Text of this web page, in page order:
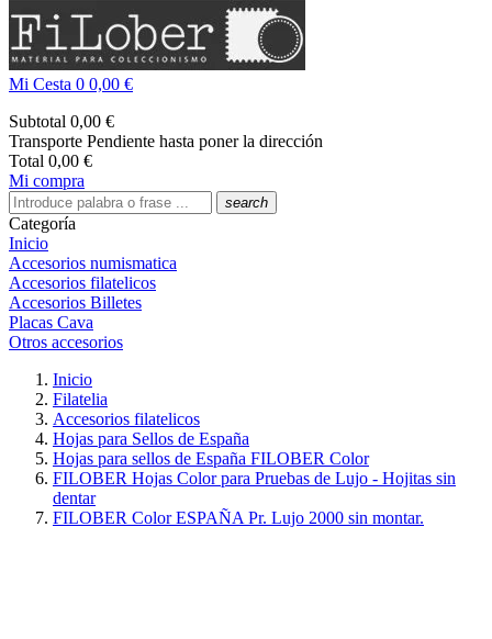
Mi Cesta 0 0,00 €
Subtotal 0,00 €
Transporte Pendiente hasta poner la dirección
Total 0,00 €
Mi compra
search
Categoría
Inicio
Accesorios numismatica
Accesorios filatelicos
Accesorios Billetes
Placas Cava
Otros accesorios
Inicio
Filatelia
Accesorios filatelicos
Hojas para Sellos de España
Hojas para sellos de España FILOBER Color
FILOBER Hojas Color para Pruebas de Lujo - Hojitas sin
dentar
FILOBER Color ESPAÑA Pr. Lujo 2000 sin montar.